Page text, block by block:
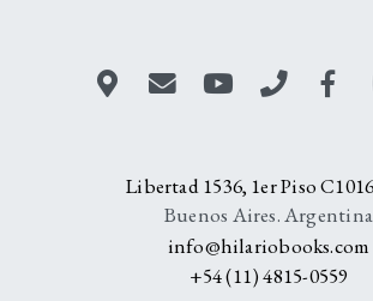
Libertad 1536, 1er Piso
Buenos Aires. Argentina
info@hilariobooks.com
+54 (11) 4815-0559